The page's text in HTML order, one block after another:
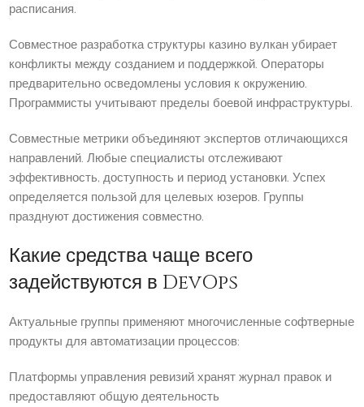
расписания.
Совместное разработка структуры казино вулкан убирает
конфликты между созданием и поддержкой. Операторы
предварительно осведомлены условия к окружению.
Программисты учитывают пределы боевой инфраструктуры.
Совместные метрики объединяют экспертов отличающихся
направлений. Любые специалисты отслеживают
эффективность, доступность и период установки. Успех
определяется пользой для целевых юзеров. Группы
празднуют достижения совместно.
Какие средства чаще всего
задействуются в DevOps
Актуальные группы применяют многочисленные софтверные
продукты для автоматизации процессов:
Платформы управления ревизий хранят журнал правок и
предоставляют общую деятельность